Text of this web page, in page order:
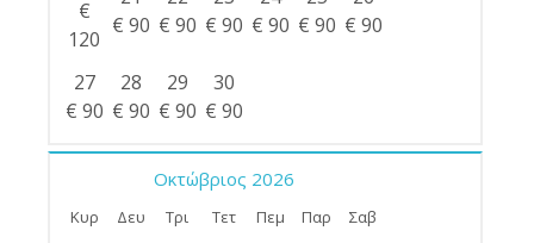
€
120
€ 90 € 90 € 90 € 90 € 90 € 90
27
€ 90
28
€ 90
29
€ 90
30
€ 90
Οκτώβριος 2026
Κυρ Δευ Τρι Τετ Πεμ Παρ Σαβ